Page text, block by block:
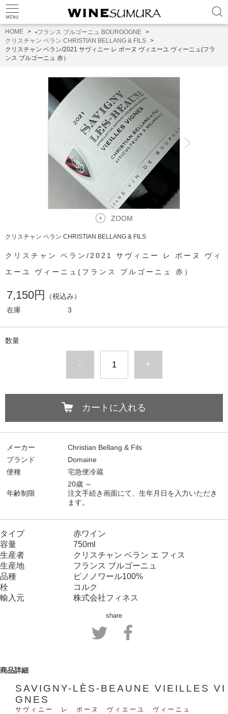
HOME
▪️フランス ブルゴーニュ BOURGOGNE
クリスチャン ベラン CHRISTIAN BELLANG & FILS
クリスチャン ベラン/2021 サヴィニー レ ボーヌ ヴィエーユ ヴィーニュ(フラ
ンス ブルゴーニュ 赤）
ZOOM
クリスチャン ベラン CHRISTIAN BELLANG & FILS
クリスチャン ベラン/2021 サヴィニー レ ボーヌ ヴィ
エーユ ヴィーニュ(フランス ブルゴーニュ 赤）
7,150円
（税込み）
在庫
3
数量
- +
カートに入れる
メーカー
Christian Bellang & Fils
ブランド
Domaine
便種
宅急便冷蔵
年齢制限
20歳 ～
注文手続き画面にて、生年月日を入力いただき
ます。
タイプ 赤ワイン
容量 750ml
生産者 クリスチャン ベラン エ フィス
生産地 フランス ブルゴーニュ
品種 ピノノワール100%
栓 コルク
輸入元 株式会社フィネス
share
商品詳細
SAVIGNY-LÈS-BEAUNE VIEILLES VI
GNES
サヴィニー レ ボーヌ ヴィエーユ ヴィーニュ